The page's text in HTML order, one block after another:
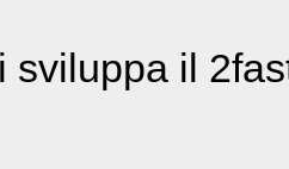
sviluppa il